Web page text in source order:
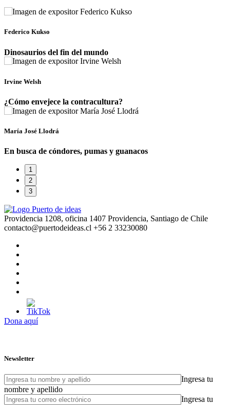
Federico Kukso
Dinosaurios del fin del mundo
Irvine Welsh
¿Cómo envejece la contracultura?
María José Llodrá
En busca de cóndores, pumas y guanacos
1
2
3
Providencia 1208, oficina 1407 Providencia, Santiago de Chile
contacto@puertodeideas.cl +56 2 33230080
Dona aquí
Newsletter
Ingresa tu
nombre y apellido
Ingresa tu